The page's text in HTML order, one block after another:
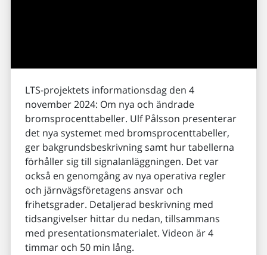
LTS-projektets informationsdag den 4
november 2024: Om nya och ändrade
bromsprocenttabeller. Ulf Pålsson presenterar
det nya systemet med bromsprocenttabeller,
ger bakgrundsbeskrivning samt hur tabellerna
förhåller sig till signalanläggningen. Det var
också en genomgång av nya operativa regler
och järnvägsföretagens ansvar och
frihetsgrader. Detaljerad beskrivning med
tidsangivelser hittar du nedan, tillsammans
med presentationsmaterialet. Videon är 4
timmar och 50 min lång.